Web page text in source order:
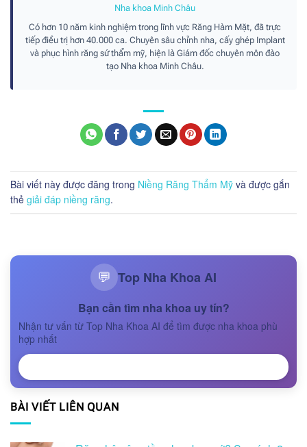
Nha khoa Minh Châu
Có hơn 10 năm kinh nghiệm trong lĩnh vực Răng Hàm Mặt, đã trực
tiếp điều trị hơn 40.000 ca. Chuyên sâu chỉnh nha, cấy ghép Implant
và phục hình răng sứ thẩm mỹ, hiện là Giám đốc chuyên môn đào
tạo Nha khoa Minh Châu.
Bài viết này được đăng trong Niềng Răng Thẩm Mỹ và được gắn
thẻ giải đáp niềng răng.
💬 Top Nha Khoa AI
Bạn cần tìm nha khoa uy tín?
Nhận tư vấn từ Top Nha Khoa AI để tìm được nha khoa phù
hợp nhất
BÀI VIẾT LIÊN QUAN